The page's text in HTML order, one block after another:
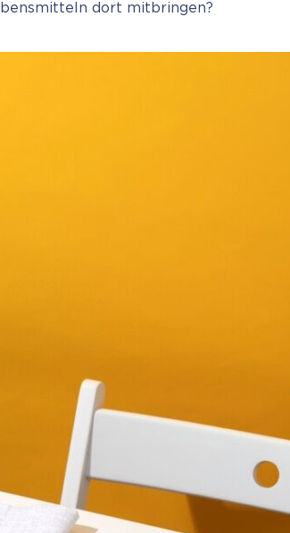
dort mitbringen?